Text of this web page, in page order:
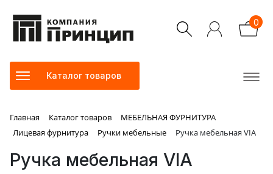
0
Каталог товаров
Главная Каталог товаров
МЕБЕЛЬНАЯ ФУРНИТУРА
Лицевая фурнитура
Ручки мебельные Ручка мебельная VIA
Ручка мебельная VIA